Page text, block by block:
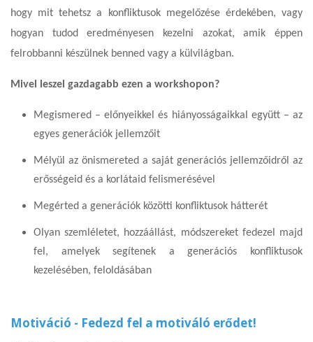
hogy mit tehetsz a konfliktusok megelőzése érdekében, vagy
hogyan tudod eredményesen kezelni azokat, amik éppen
felrobbanni készülnek benned vagy a külvilágban.
Mivel leszel gazdagabb ezen a workshopon?
Megismered – előnyeikkel és hiányosságaikkal együtt – az
egyes generációk jellemzőit
Mélyül az önismereted a saját generációs jellemzőidről az
erősségeid és a korlátaid felismerésével
Megérted a generációk közötti konfliktusok hátterét
Olyan szemléletet, hozzáállást, módszereket fedezel majd
fel, amelyek segítenek a generációs konfliktusok
kezelésében, feloldásában
Motiváció - Fedezd fel a motiváló erődet!